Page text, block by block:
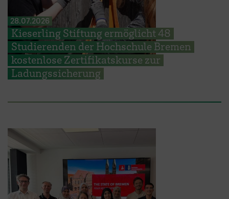
28.07.2026
Kieserling Stiftung ermöglicht 48
Studierenden der Hochschule Bremen
kostenlose Zertifikatskurse zur
Ladungssicherung